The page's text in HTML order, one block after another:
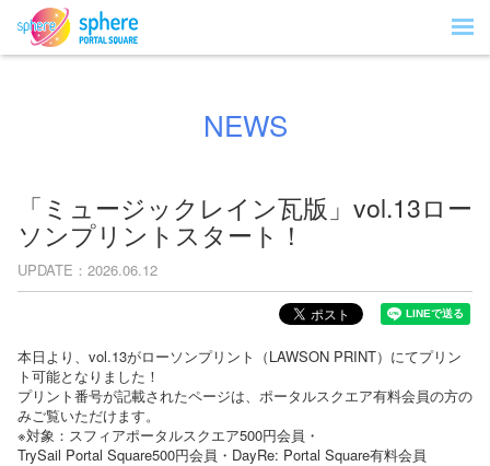
NEWS
「ミュージックレイン瓦版」vol.13ロー
ソンプリントスタート！
UPDATE 2026.06.12
本日より、vol.13がローソンプリント（LAWSON PRINT）にてプリン
ト可能となりました！
プリント番号が記載されたページは、ポータルスクエア有料会員の方の
みご覧いただけます。
※対象：スフィアポータルスクエア500円会員・
TrySail Portal Square500円会員・DayRe: Portal Square有料会員